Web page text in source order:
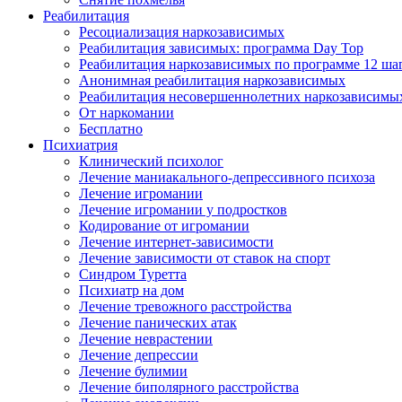
Реабилитация
Ресоциализация наркозависимых
Реабилитация зависимых: программа Day Top
Реабилитация наркозависимых по программе 12
Анонимная реабилитация наркозависимых
Реабилитация несовершеннолетних
От наркомании
Бесплатно
Психиатрия
Клинический психолог
Лечение маниакального-депрессивного психоза
Лечение игромании
Лечение игромании у подростков
Кодирование от игромании
Лечение интернет-зависимости
Лечение зависимости от ставок на спорт
Синдром Туретта
Психиатр на дом
Лечение тревожного расстройства
Лечение панических атак
Лечение неврастении
Лечение депрессии
Лечение булимии
Лечение биполярного расстройства